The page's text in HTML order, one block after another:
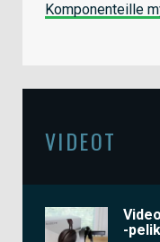
Komponenteille
VIDEOT
-